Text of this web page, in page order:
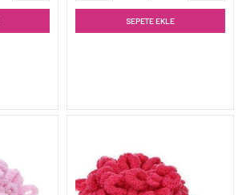
SEPETE EKLE